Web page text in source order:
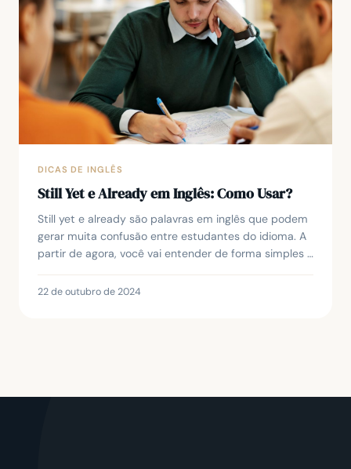
DICAS DE INGLÊS
Still Yet e Already em Inglês: Como Usar?
Still yet e already são palavras em inglês que podem
gerar muita confusão entre estudantes do idioma. A
partir de agora, você vai entender de forma simples e
22 de outubro de 2024